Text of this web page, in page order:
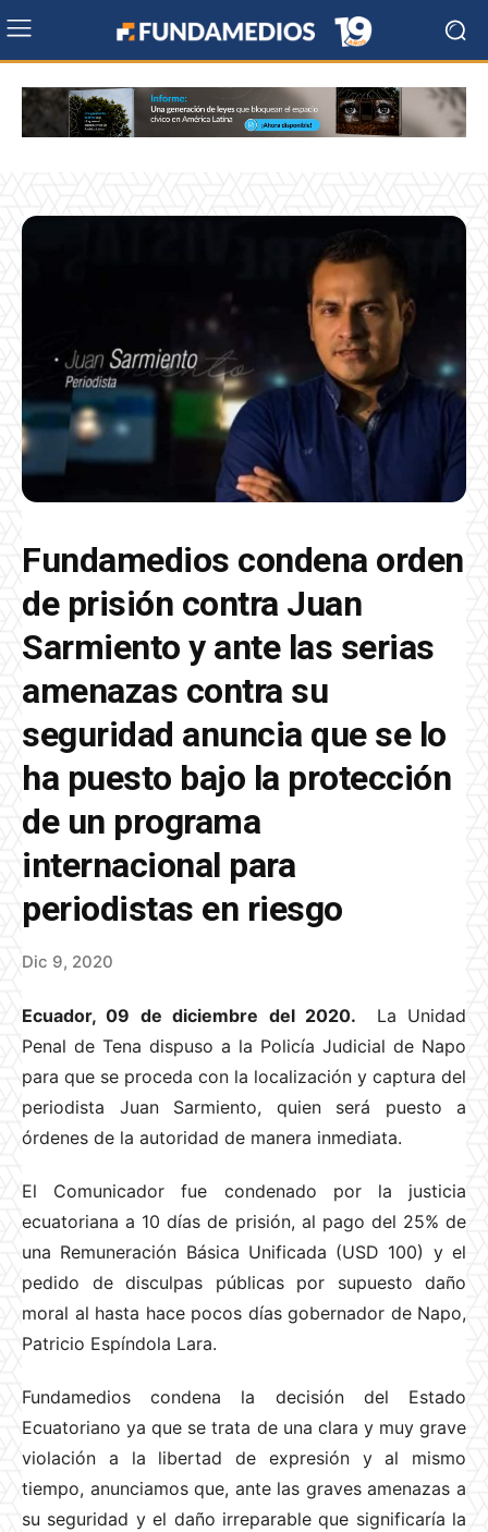
Fundamedios condena orden
de prisión contra Juan
Sarmiento y ante las serias
amenazas contra su
seguridad anuncia que se lo
ha puesto bajo la protección
de un programa
internacional para
periodistas en riesgo
Dic 9, 2020
Ecuador, 09 de diciembre del 2020. La Unidad
Penal de Tena dispuso a la Policía Judicial de Napo
para que se proceda con la localización y captura del
periodista Juan Sarmiento, quien será puesto a
órdenes de la autoridad de manera inmediata.
El Comunicador fue condenado por la justicia
ecuatoriana a 10 días de prisión, al pago del 25% de
una Remuneración Básica Unificada (USD 100) y el
pedido de disculpas públicas por supuesto daño
moral al hasta hace pocos días gobernador de Napo,
Patricio Espíndola Lara.
Fundamedios condena la decisión del Estado
Ecuatoriano ya que se trata de una clara y muy grave
violación a la libertad de expresión y al mismo
tiempo, anunciamos que, ante las graves amenazas a
su seguridad y el daño irreparable que significaría la